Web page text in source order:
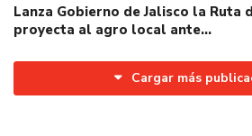
Lanza Gobierno de Jalisco la Ruta
proyecta al agro local ante…
Cargar más